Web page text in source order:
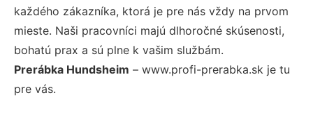
každého zákazníka, ktorá je pre nás vždy na prvom
mieste. Naši pracovníci majú dlhoročné skúsenosti,
bohatú prax a sú plne k vašim službám.
Prerábka Hundsheim – www.profi-prerabka.sk je tu
pre vás.